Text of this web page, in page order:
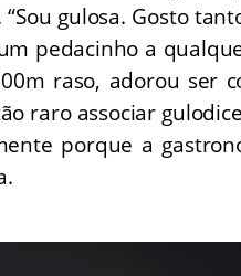
gulosa. Gosto
pedacinho a
raso, adorou ser
raro associar
porque a